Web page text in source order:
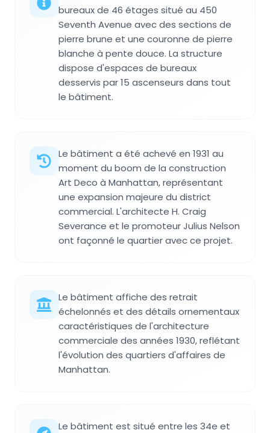
bureaux de 46 étages situé au 450
Seventh Avenue avec des sections de
pierre brune et une couronne de pierre
blanche à pente douce. La structure
dispose d'espaces de bureaux
desservis par 15 ascenseurs dans tout
le bâtiment.
Le bâtiment a été achevé en 1931 au
moment du boom de la construction
Art Deco à Manhattan, représentant
une expansion majeure du district
commercial. L'architecte H. Craig
Severance et le promoteur Julius Nelson
ont façonné le quartier avec ce projet.
Le bâtiment affiche des retrait
échelonnés et des détails ornementaux
caractéristiques de l'architecture
commerciale des années 1930, reflétant
l'évolution des quartiers d'affaires de
Manhattan.
Le bâtiment est situé entre les 34e et